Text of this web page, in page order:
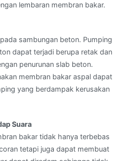
lembaran membran bakar.
sambungan beton. Pumping
dapat terjadi berupa retak dan
penurunan slab beton.
membran bakar aspal dapat
yang berdampak kerusakan
Suara
bakar tidak hanya terbebas
tetapi juga dapat membuat